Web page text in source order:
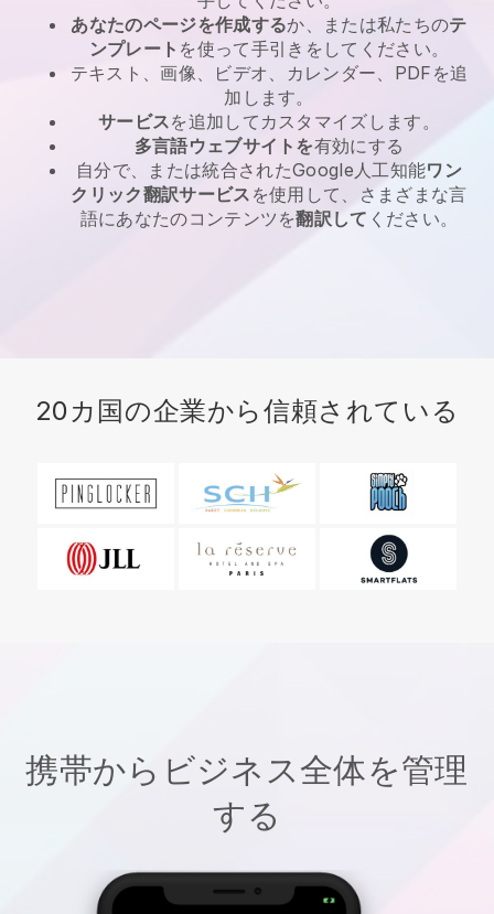
あなたのページを作成するか、または私たちのテ
ンプレート を使って手引きをしてください。
テキスト、画像、ビデオ、カレンダー、PDFを追
加します。
サービスを追加してカスタマイズします。
多言語ウェブサイトを有効にする
自分で、または統合されたGoogle人工知能ワン
クリック翻訳サービス を使用して、さまざまな言
語にあなたのコンテンツを翻訳して ください。
20カ国の企業から信頼されている
携帯からビジネス全体を管理
する